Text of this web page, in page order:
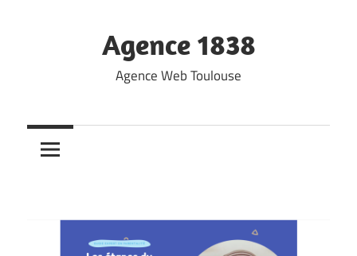
Agence 1838
Agence Web Toulouse